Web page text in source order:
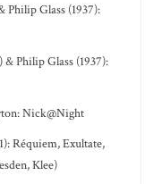
Philip Glass (1937):
Philip Glass (1937):
Nick@Night
Réquiem, Exultate,
Klee)